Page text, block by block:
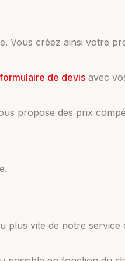
Vous créez ainsi votre
formulaire de devis avec
propose des prix
plus vite de notre service